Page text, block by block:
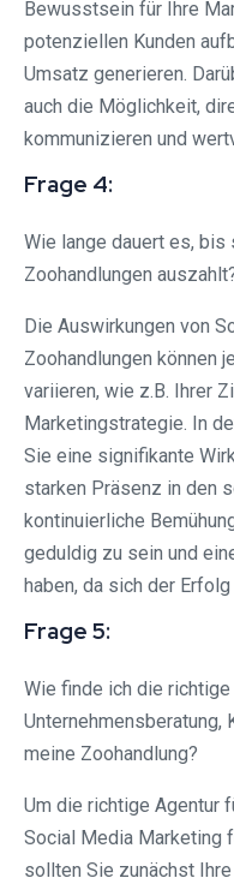
Bewusstsein für Ihre
potenziellen Kunden
Umsatz generieren.
auch die Möglichkeit,
kommunizieren und
Frage 4:
Wie lange dauert es,
Zoohandlungen
Die Auswirkungen von
Zoohandlungen können
variieren, wie z.B. Ihrer
Marketingstrategie. In
Sie eine signifikante
starken Präsenz in den
kontinuierliche
geduldig zu sein und
haben, da sich der
Frage 5:
Wie finde ich die
Unternehmensberatung,
meine Zoohandlung?
Um die richtige Agentur
Social Media Marketing
sollten Sie zunächst